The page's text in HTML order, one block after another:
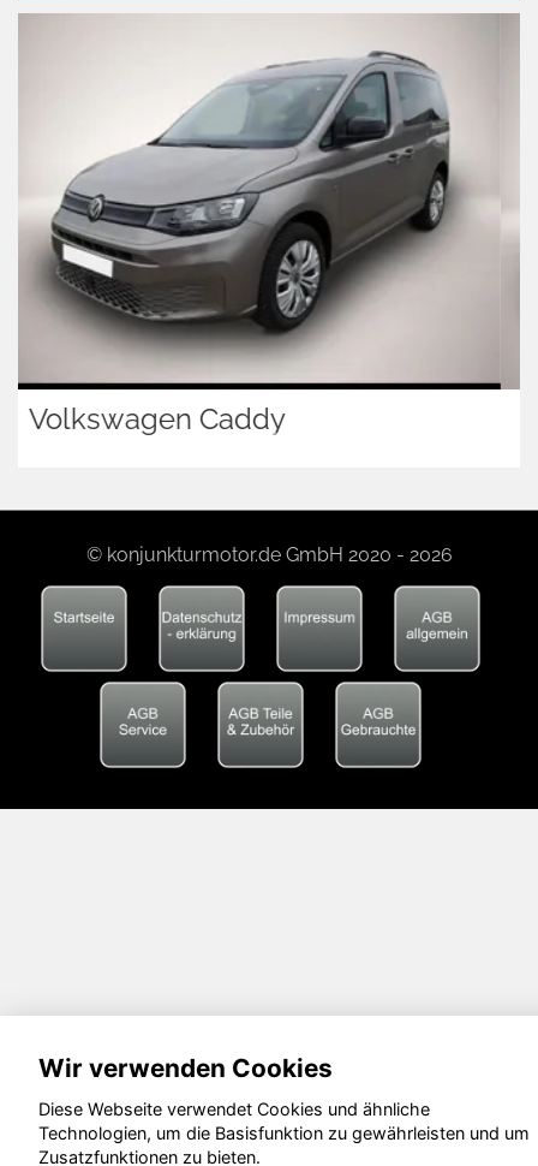
Kia PV5
© konjunkturmotor.de GmbH 2020 - 2026
Wir verwenden Cookies
Diese Webseite verwendet Cookies und ähnliche
Technologien, um die Basisfunktion zu gewährleisten und um
Zusatzfunktionen zu bieten.